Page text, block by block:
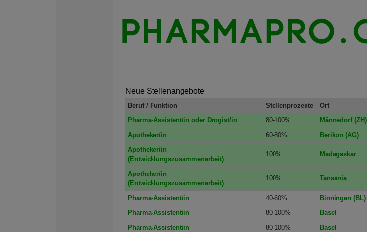
Neue Stellenangebote
Beruf / Funktion Stellenprozente
Ort
Pharma-Assistent/in oder Drogist/in
80-100%
Männedorf (ZH)
Apotheker/in
60-80%
Berikon (AG)
Apotheker/in
(Entwicklungszusammenarbeit)
100% Madagaskar
Apotheker/in
(Entwicklungszusammenarbeit)
100% Tansania
Pharma-Assistent/in 40-60%
Binningen (BL)
Pharma-Assistent/in
80-100%
Basel
Pharma-Assistent/in
80-100%
Basel